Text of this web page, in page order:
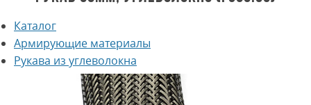
Каталог
Армирующие материалы
Рукава из углеволокна